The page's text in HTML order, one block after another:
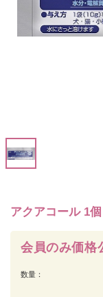
アクアコール 1
会員のみ価格
数量：